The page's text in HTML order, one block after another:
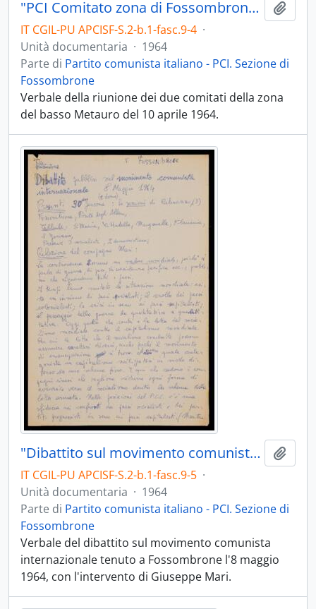
"PCI Comitato zona di Fossombrone" 1964
IT CGIL-PU APCISF-S.2-b.1-fasc.9-4 ·
Unità documentaria · 1964
Parte di Partito comunista italiano - PCI. Sezione di
Fossombrone
Verbale della riunione dei due comitati della zona
del basso Metauro del 10 aprile 1964.
"Dibattito sul movimento comunista internazionale" 1964
IT CGIL-PU APCISF-S.2-b.1-fasc.9-5 ·
Unità documentaria · 1964
Parte di Partito comunista italiano - PCI. Sezione di
Fossombrone
Verbale del dibattito sul movimento comunista
internazionale tenuto a Fossombrone l'8 maggio
1964, con l'intervento di Giuseppe Mari.